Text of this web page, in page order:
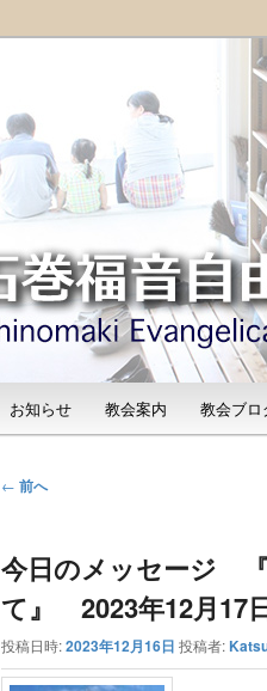
石巻福音自由
Free Church）
日本福音自由教会の有志による「
お知らせ 教会案内 教会ブロ
投
ビ
ゲ
ー
シ
ョ
← 前へ
今日のメッセージ
て』 2023年12月17
投稿日時:2023年12月16日 投稿者: